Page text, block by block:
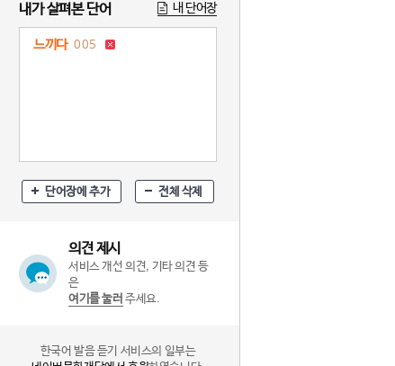
내가 살펴본 단어 내 단어장
느끼다 005
단어장에 추가 전체 삭제
의견 제시
서비스 개선 의견, 기타 의견 등
은
여기를 눌러 주세요.
한국어 발음 듣기 서비스의 일부는